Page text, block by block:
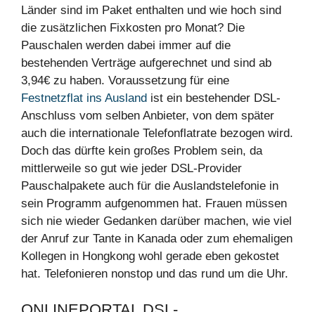
Länder sind im Paket enthalten und wie hoch sind
die zusätzlichen Fixkosten pro Monat? Die
Pauschalen werden dabei immer auf die
bestehenden Verträge aufgerechnet und sind ab
3,94€ zu haben. Voraussetzung für eine
Festnetzflat ins Ausland ist ein bestehender DSL-
Anschluss vom selben Anbieter, von dem später
auch die internationale Telefonflatrate bezogen wird.
Doch das dürfte kein großes Problem sein, da
mittlerweile so gut wie jeder DSL-Provider
Pauschalpakete auch für die Auslandstelefonie in
sein Programm aufgenommen hat. Frauen müssen
sich nie wieder Gedanken darüber machen, wie viel
der Anruf zur Tante in Kanada oder zum ehemaligen
Kollegen in Hongkong wohl gerade eben gekostet
hat. Telefonieren nonstop und das rund um die Uhr.